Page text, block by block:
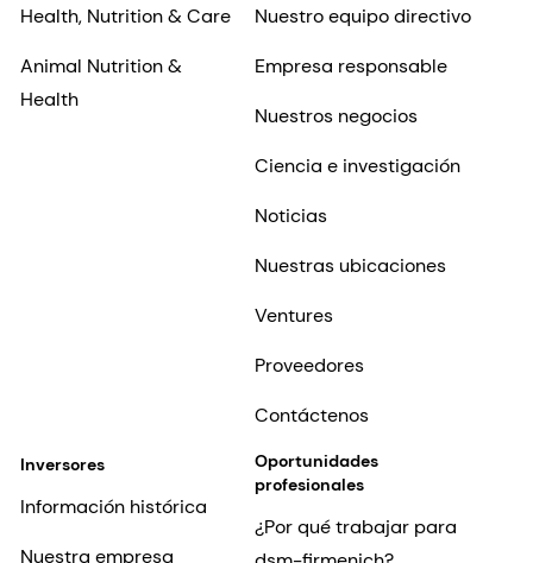
Health, Nutrition & Care
Animal Nutrition &
Health
Nuestro equipo directivo
Empresa responsable
Nuestros negocios
Ciencia e investigación
Noticias
Nuestras ubicaciones
Ventures
Proveedores
Contáctenos
Inversores
Información histórica
Nuestra empresa
Oportunidades
profesionales
¿Por qué trabajar para